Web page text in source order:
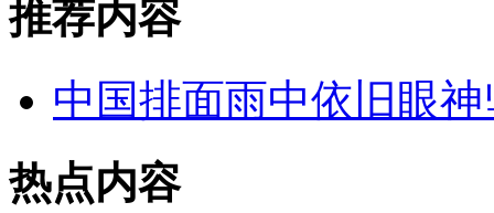
推荐内容
中国排面雨中依旧眼
热点内容